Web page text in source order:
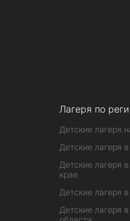
Лагеря по
Детские лагеря
Детские лагеря
Детские лагеря
крае
Детские лагеря
Детские лагеря